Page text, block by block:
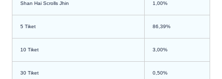
Shan Hai Scrolls Jhin 1,00%
5 Tiket 86,39%
10 Tiket 3,00%
30 Tiket 0,50%